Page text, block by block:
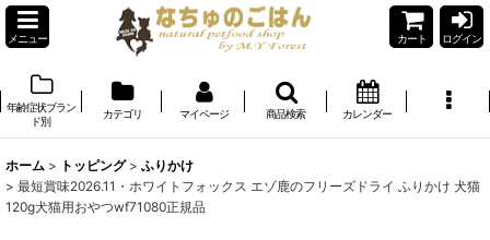
メニュー カート ログイン
年齢症状ブラン
ド別
カテゴリ マイページ 商品検索 カレンダー
ホーム > トッピング > ふりかけ
> 最短賞味2026.11・ホワイトフォックス エゾ鹿のフリーズドライ ふりかけ 犬猫
120g犬猫用おやつwf71080正規品